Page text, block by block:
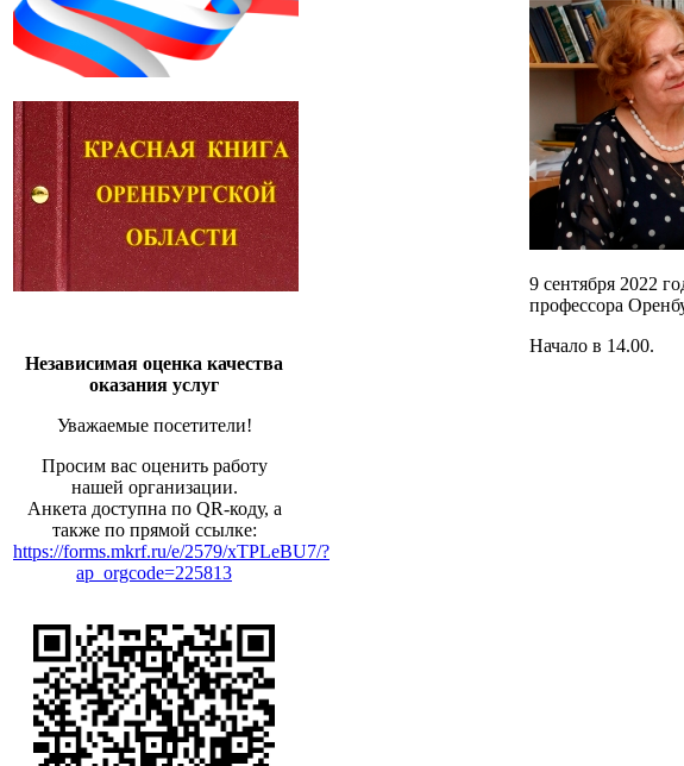
Независимая оценка качества
оказания услуг
Уважаемые посетители!
Просим вас оценить работу
нашей организации.
Анкета доступна по QR-коду, а
также по прямой ссылке:
https://forms.mkrf.ru/e/2579/xTPLeBU7/?
ap_orgcode=225813
9 сентября 2022
профессора
Начало в 14.00.